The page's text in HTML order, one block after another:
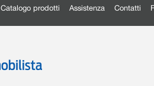
Catalogo prodotti Assistenza Contatti